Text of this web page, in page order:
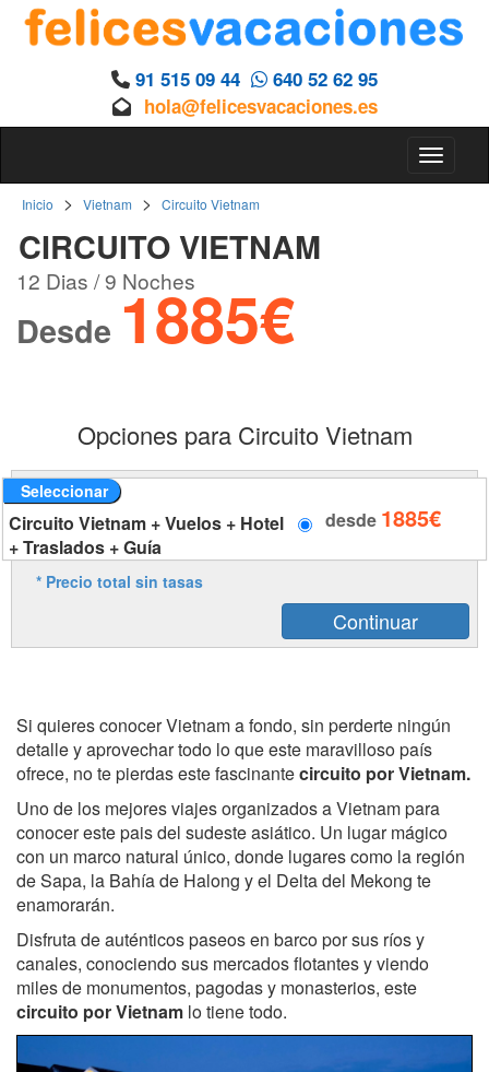
91 515 09 44
640 52 62 95
hola@felicesvacaciones.es
Inicio > Vietnam > Circuito Vietnam
CIRCUITO VIETNAM
12 Dias / 9 Noches
Desde 1885€
Opciones para Circuito Vietnam
Seleccionar
Circuito Vietnam + Vuelos + Hotel
+ Traslados + Guía
desde 1885€
* Precio total sin tasas
Si quieres conocer Vietnam a fondo, sin perderte ningún
detalle y aprovechar todo lo que este maravilloso país
ofrece, no te pierdas este fascinantecircuito por Vietnam.
Uno de los mejores viajes organizados a Vietnam para
conocer este pais del sudeste asiático. Un lugar mágico
con un marco natural único, donde lugares como la región
de Sapa, la Bahía de Halong y el Delta del Mekong te
enamorarán.
Disfruta de auténticos paseos en barco por sus ríos y
canales, conociendo sus mercados flotantes y viendo
miles de monumentos, pagodas y monasterios, este
circuito por Vietnam lo tiene todo.